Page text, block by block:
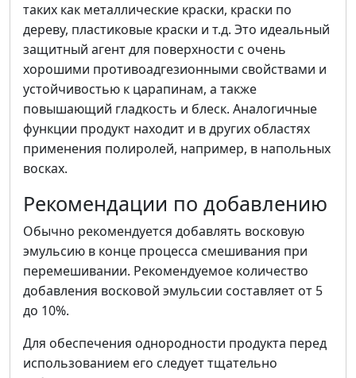
таких как металлические краски, краски по
дереву, пластиковые краски и т.д. Это идеальный
защитный агент для поверхности с очень
хорошими противоадгезионными свойствами и
устойчивостью к царапинам, а также
повышающий гладкость и блеск. Аналогичные
функции продукт находит и в других областях
применения полиролей, например, в напольных
восках.
Рекомендации по добавлению
Обычно рекомендуется добавлять восковую
эмульсию в конце процесса смешивания при
перемешивании. Рекомендуемое количество
добавления восковой эмульсии составляет от 5
до 10%.
Для обеспечения однородности продукта перед
использованием его следует тщательно